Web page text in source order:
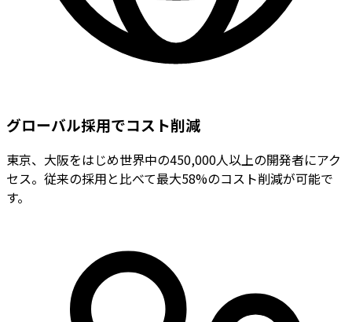
グローバル採用でコスト削減
東京、大阪をはじめ世界中の450,000人以上の開発者にアク
セス。従来の採用と比べて最大58%のコスト削減が可能で
す。